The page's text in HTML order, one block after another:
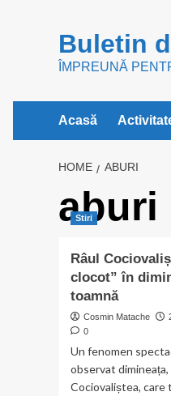
Buletin
ÎMPREUNĂ
Acasă
HOME ABURI
aburi
Stiri
Râul
clocot” în
toamnă
Cosmin Matache
0
Un fenomen
observat
Cociovaliștea, care